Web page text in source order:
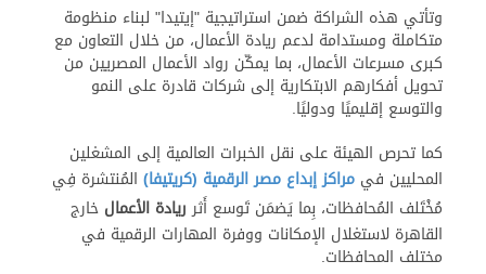
وتأتي هذه الشراكة ضمن استراتيجية "إيتيدا" لبناء منظومة
متكاملة ومستدامة لدعم ريادة الأعمال، من خلال التعاون مع
كبرى مسرعات الأعمال، بما يمكّن رواد الأعمال المصريين من
تحويل أفكارهم الابتكارية إلى شركات قادرة على النمو
والتوسع إقليميًا ودوليًا.
كما تحرص الهيئة على نقل الخبرات العالمية إلى المشغلين
المحليين في مراكز إبداع مصر الرقمية (كريتيفا) المُنتشرة فِي
مُخْتَلف المُحافظات، بِما يَضمَن تَوسع أَثرريادة الأعمال خارج
القاهرة لاستغلال الإمكانات ووفرة المهارات الرقمية في
مختلف المحافظات.